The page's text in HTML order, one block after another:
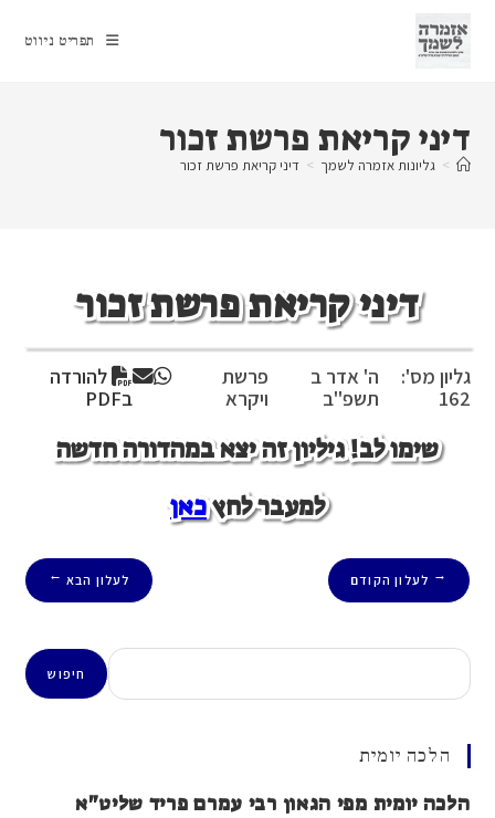
content
תפריט ניווט
דיני קריאת פרשת זכור
> גליונות אזמרה לשמך > דיני קריאת פרשת זכור
דיני קריאת פרשת זכור
גליון מס':
162
ה' אדר ב
תשפ"ב
פרשת
ויקרא
להורדה
בPDF
שימו לב! גיליון זה יצא במהדורה חדשה
למעבר לחץכאן
← לעלון הקודם לעלון הבא →
חיפוש
חיפוש
הלכה יומית
הלכה יומית מפי הגאון רבי עמרם פריד שליט"א